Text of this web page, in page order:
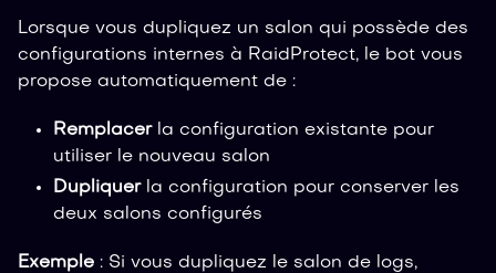
Lorsque vous dupliquez un salon qui possède des
configurations internes à RaidProtect, le bot vous
propose automatiquement de :
Remplacerla configuration existante pour
utiliser le nouveau salon
Dupliquerla configuration pour conserver les
deux salons configurés
Exemple : Si vous dupliquez le salon de logs,